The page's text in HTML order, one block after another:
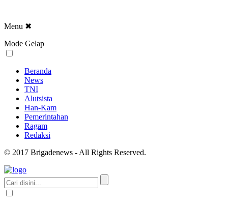
Menu ✖
Mode Gelap
Beranda
News
TNI
Alutsista
Han-Kam
Pemerintahan
Ragam
Redaksi
© 2017 Brigadenews - All Rights Reserved.